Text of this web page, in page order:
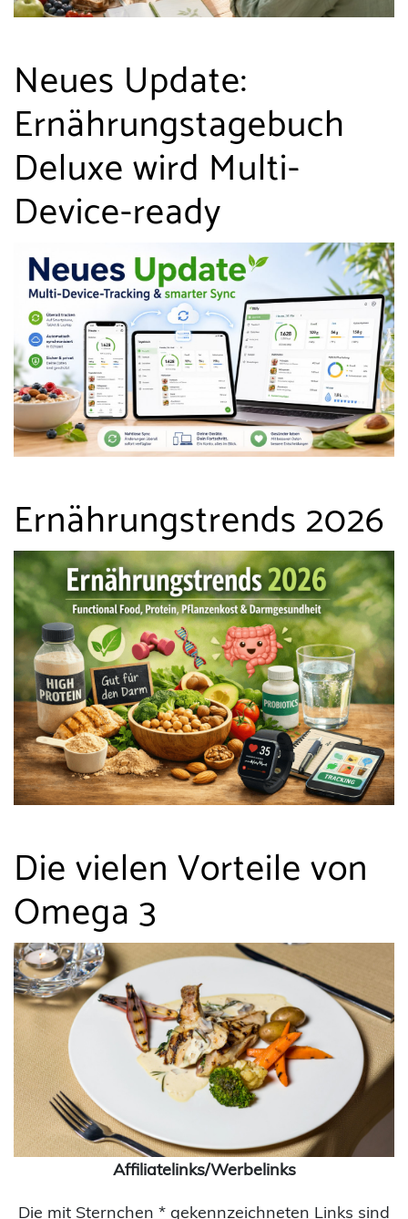
Neues Update:
Ernährungstagebuch
Deluxe wird Multi-
Device-ready
Ernährungstrends 2026
Die vielen Vorteile von
Omega 3
Affiliatelinks/Werbelinks
Die mit Sternchen * gekennzeichneten Links sind